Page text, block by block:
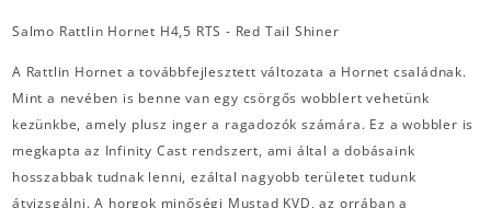
Salmo Rattlin Hornet H4,5 RTS - Red Tail Shiner
A Rattlin Hornet a továbbfejlesztett változata a Hornet családnak.
Mint a nevében is benne van egy csörgős wobblert vehetünk
kezünkbe, amely plusz inger a ragadozók számára. Ez a wobbler is
megkapta az Infinity Cast rendszert, ami által a dobásaink
hosszabbak tudnak lenni, ezáltal nagyobb területet tudunk
átvizsgálni. A horgok minőségi Mustad KVD, az orrában a